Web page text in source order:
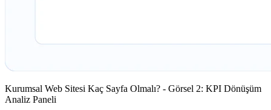
Kurumsal Web Sitesi Kaç Sayfa Olmalı? - Görsel 2: KPI Dönüşüm
Analiz Paneli